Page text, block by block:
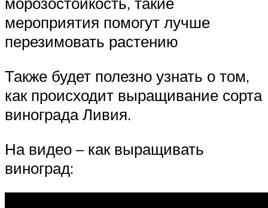
мероприятия помогут лучше
перезимовать растению
Также будет полезно узнать о том,
как происходит выращивание сорта
винограда Ливия.
На видео – как выращивать
виноград: